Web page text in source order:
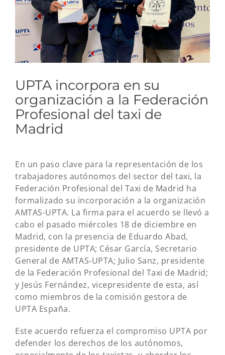
UPTA incorpora en su
organización a la Federación
Profesional del taxi de
Madrid
En un paso clave para la representación de los
trabajadores autónomos del sector del taxi, la
Federación Profesional del Taxi de Madrid ha
formalizado su incorporación a la organización
AMTAS-UPTA. La firma para el acuerdo se llevó a
cabo el pasado miércoles 18 de diciembre en
Madrid, con la presencia de Eduardo Abad,
presidente de UPTA; César García, Secretario
General de AMTAS-UPTA; Julio Sanz, presidente
de la Federación Profesional del Taxi de Madrid;
y Jesús Fernández, vicepresidente de esta, así
como miembros de la comisión gestora de
UPTA España.
Este acuerdo refuerza el compromiso UPTA por
defender los derechos de los autónomos,